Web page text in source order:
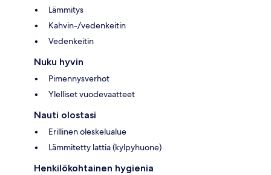
Lämmitys
Kahvin-/vedenkeitin
Vedenkeitin
Nuku hyvin
Pimennysverhot
Ylelliset vuodevaatteet
Nauti olostasi
Erillinen oleskelualue
Lämmitetty lattia (kylpyhuone)
Henkilökohtainen hygienia